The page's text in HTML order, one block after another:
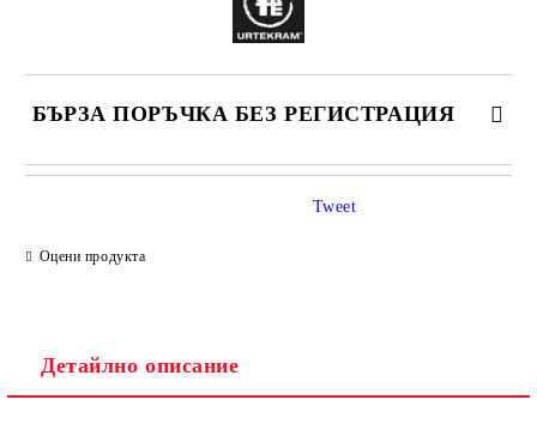
БЪРЗА ПОРЪЧКА БЕЗ РЕГИСТРАЦИЯ
САМО ПОПЪЛНЕТЕ 1 ПОЛЕ
Ние ще се свържем с вас в рамките на работния ден.
Оцени продукта
Tweet
Детайлно описание